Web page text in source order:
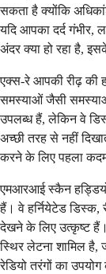
सकता है क्योंकि
यदि आपका दर्द गंभीर,
अंदर क्या हो रहा है,
एक्स-रे आपकी रीढ़ की
समस्याओं जैसी
उपलब्ध हैं, लेकिन वे
अच्छी तरह से नहीं
करने के लिए पहला
एमआरआई स्कैन
हैं। वे हर्नियेटेड
देखने के लिए उत्कृष्ट
स्थिर लेटना शामिल है,
रेडियो तरंगों का